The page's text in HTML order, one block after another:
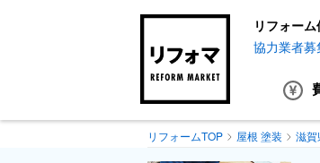
リフォー
協力業者募
リフォームTOP 屋根 塗装 滋賀